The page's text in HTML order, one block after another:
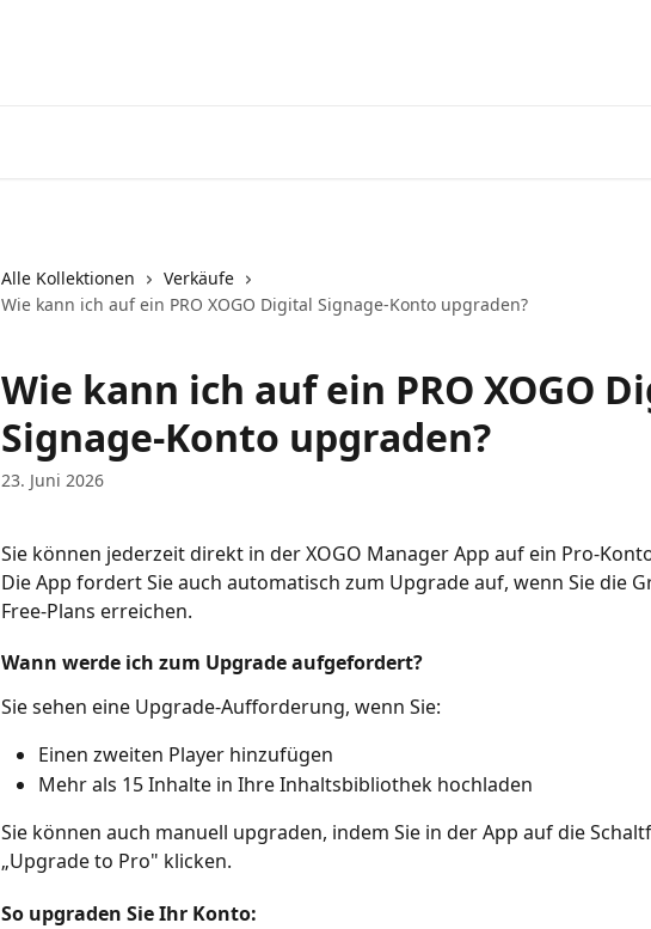
Alle Kollektionen
Verkäufe
Wie kann ich auf ein PRO XOGO Digital Signage-Konto upgraden?
Wie kann ich auf ein PRO XOGO
Signage-Konto upgraden?
23. Juni 2026
Sie können jederzeit direkt in der XOGO Manager App auf ein Pro-
Die App fordert Sie auch automatisch zum Upgrade auf, wenn Sie die
Free-Plans erreichen.
Wann werde ich zum Upgrade aufgefordert?
Sie sehen eine Upgrade-Aufforderung, wenn Sie:
Einen zweiten Player hinzufügen
Mehr als 15 Inhalte in Ihre Inhaltsbibliothek hochladen
Sie können auch manuell upgraden, indem Sie in der App auf die
„Upgrade to Pro" klicken.
So upgraden Sie Ihr Konto: